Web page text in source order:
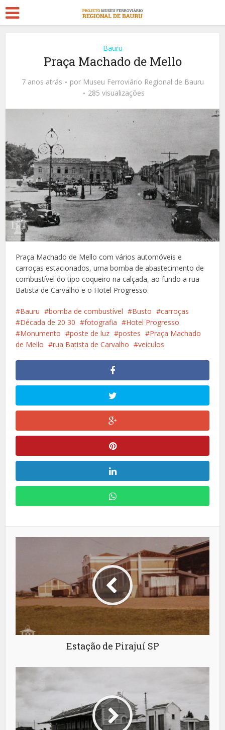
Bauru
Praça Machado de Mello
7 anos atrás por Museu Ferroviário Regional de Bauru
285 visualizações
Praça Machado de Mello com vários automóveis e
carroças estacionados, uma bomba de abastecimento de
combustível do tipo coqueiro na calçada, ao fundo a rua
Batista de Carvalho e o Hotel Progresso.
Bauru bomba de combustível Busto
carroças
Década de 20 30
fotografia
Hotel Progresso
Monumento
poste de luz postes
Praça Machado
de Mello
rua Batista de Carvalho veículos
Estação de Pirajuí SP